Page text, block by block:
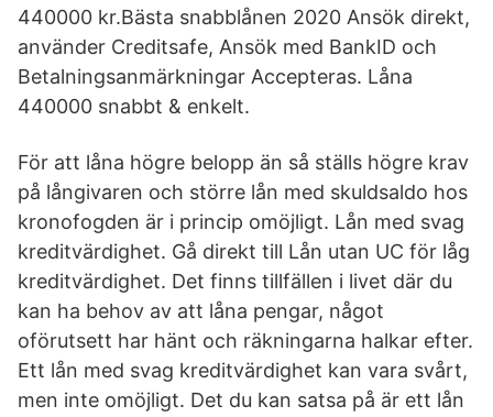
440000 kr.Bästa snabblånen 2020 Ansök direkt,
använder Creditsafe, Ansök med BankID‎ och
Betalningsanmärkningar‎ Accepteras. Låna
440000 snabbt & enkelt.
För att låna högre belopp än så ställs högre krav
på långivaren och större lån med skuldsaldo hos
kronofogden är i princip omöjligt. Lån med svag
kreditvärdighet. Gå direkt till Lån utan UC för låg
kreditvärdighet. Det finns tillfällen i livet där du
kan ha behov av att låna pengar, något
oförutsett har hänt och räkningarna halkar efter.
Ett lån med svag kreditvärdighet kan vara svårt,
men inte omöjligt. Det du kan satsa på är ett lån